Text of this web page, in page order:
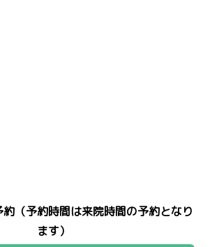
（予約時間は来院時間の予約となり
ます）